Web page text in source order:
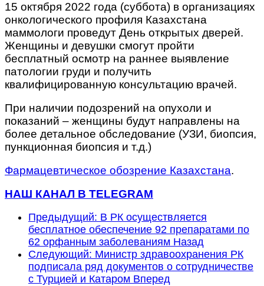
15 октября 2022 года (суббота) в организациях
онкологического профиля Казахстана
маммологи проведут День открытых дверей.
Женщины и девушки смогут пройти
бесплатный осмотр на раннее выявление
патологии груди и получить
квалифицированную консультацию врачей.
При наличии подозрений на опухоли и
показаний – женщины будут направлены на
более детальное обследование (УЗИ, биопсия,
пункционная биопсия и т.д.)
Фармацевтическое обозрение Казахстана.
НАШ КАНАЛ В TELEGRAM
Предыдущий: В РК осуществляется
бесплатное обеспечение 92 препаратами по
62 орфанным заболеваниям Назад
Следующий: Министр здравоохранения РК
подписала ряд документов о сотрудничестве
с Турцией и Катаром Вперед